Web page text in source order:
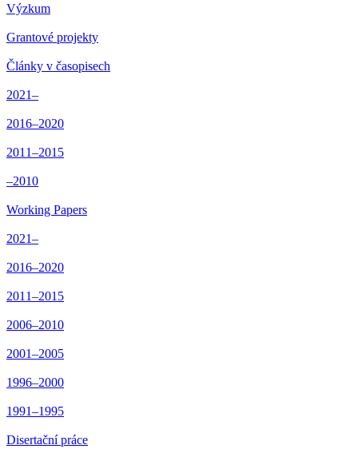
Výzkum
Grantové projekty
Články v časopisech
2021–
2016–2020
2011–2015
–2010
Working Papers
2021–
2016–2020
2011–2015
2006–2010
2001–2005
1996–2000
1991–1995
Disertační práce